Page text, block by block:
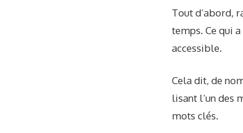
Tout d’abord,
temps. Ce qui
accessible.
Cela dit, de
lisant l’un des
mots clés.